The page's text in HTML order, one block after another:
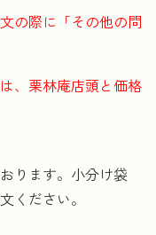
の際に「その他の問
、栗林庵店頭と価格
ります。小分け袋
ください。